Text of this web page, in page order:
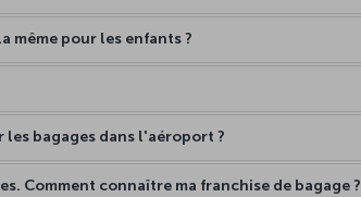
même pour les enfants ?
bagages dans l'aéroport ?
Comment connaître ma franchise de bagage ?